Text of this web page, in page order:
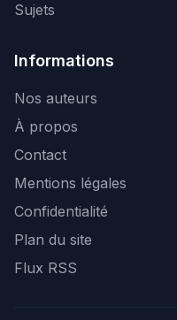
Sujets
Informations
Nos auteurs
À propos
Contact
Mentions légales
Confidentialité
Plan du site
Flux RSS